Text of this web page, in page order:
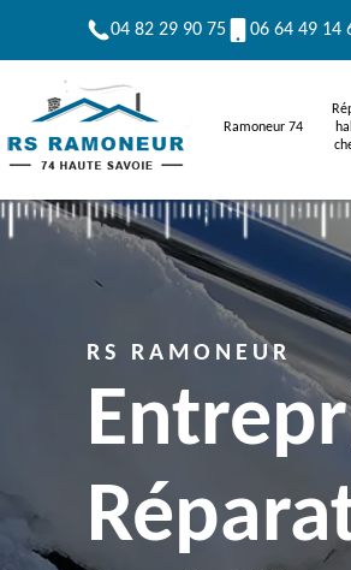
04 82 29 90 75 06 64 49 14
Ramoneur 74
RS RAMONEUR